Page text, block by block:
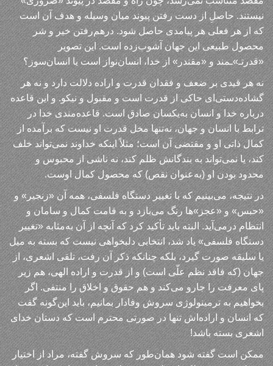
نیستند. حاصلِ از دست رفتن پیوند میان وسیله و هدف آن است
که از هر فعلی هر پیامدی حاصل شود. درهم‌رفتن خیر و شر
محصول طبیعی این جهان آشوب‌زده است. این تصویر
«قدرتـ»ـمند و «مقتدر» از خدا، انسان‌نواز است یا انسان‌سوز؟
نه هر قیدی بر ضعف و فقدان قدرت و اراده دلالت دارد و نه هر
گشاده‌دستی‌ای حاکی از قدرت است و مقبول و نیکو. و این قاعده
درباره خدا و انسان به‌یکسان صادق است. قاعده‌مندی خدا در
ترابط با انسان و جهان، نه‌تنها مخل قدرت او نیست که برآمده از
کمال ذاتی او و مقتضی آن است؛ مثلاً اینکه خداوند نمی‌تواند خلف
کند، یا نمی‌تواند به بندگانش ظلم کند، نه ناشی از محبوس و
محدود بودن او (به‌عنوان نقص) که محصول کمال اوست.
در نتیجه، می‌بینیم که با تغییر دستگاه فلسفی، همه آن «زنجیر» و
«حبس» و «عجز»ها رنگ می‌بازد و به قامت کمال و سامان و
انتظام درمی‌آید. البته باید تأکید کرد که آنچه از آن به‌مثابه «تغییر
دستگاه فلسفی» یاد شد، انتخابی دلبخواهی نیست که بسته به میل
یا سلیقه صورت گیرد، بلکه چنانکه ذکر آن رفت، تلقی اشعری، از
جهان (که فاقد نظم علّی است) و از قدرت و اراده الهی، هم زیر
پای معرفت را جارو می‌کند و هم حقوق و اخلاق را منتفی. اگر
بخواهیم به ترمینولوژی سروش وفادار بمانیم، باید این‌گونه گفت
که انسان و اراده‌اش تنها در صورتی محترم است که دستان خدای
اشعری بسته باشد!
ممکن است گفته شود همان‌طور که سروش گفته، مراد از اختیار